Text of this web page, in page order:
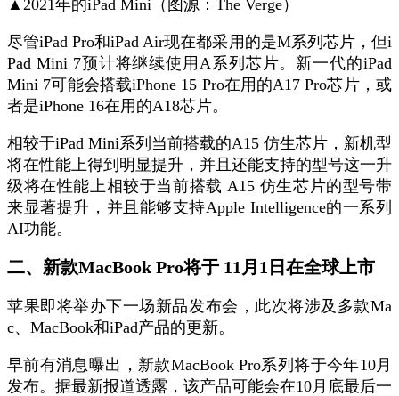
▲2021年的iPad Mini（图源：The Verge）
尽管iPad Pro和iPad Air现在都采用的是M系列芯片，但i
Pad Mini 7预计将继续使用A系列芯片。新一代的iPad
Mini 7可能会搭载iPhone 15 Pro在用的A17 Pro芯片，或
者是iPhone 16在用的A18芯片。
相较于iPad Mini系列当前搭载的A15 仿生芯片，新机型
将在性能上得到明显提升，并且还能支持的型号这一升
级将在性能上相较于当前搭载 A15 仿生芯片的型号带
来显著提升，并且能够支持Apple Intelligence的一系列
AI功能。
二、新款MacBook Pro将于 11月1日在全球上市
苹果即将举办下一场新品发布会，此次将涉及多款Ma
c、MacBook和iPad产品的更新。
早前有消息曝出，新款MacBook Pro系列将于今年10月
发布。据最新报道透露，该产品可能会在10月底最后一